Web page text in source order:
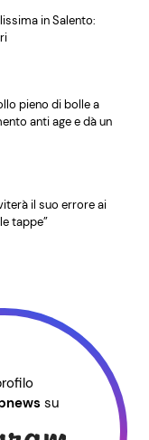
in Salento:
pieno di bolle a
anti age e dà un
il suo errore ai
tappe”
su